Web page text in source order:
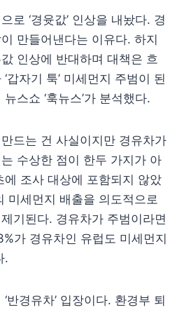
로 ‘경윳값’ 인상을 내놨다. 경
만들어낸다는 이유다. 하지
인상에 반대하며 대책은 흐
갑자기 툭’ 미세먼지 주범이 된
스쇼 ‘훅뉴스’가 분석했다.
드는 건 사실이지만 경유차가
수상한 점이 한두 가지가 아
에 조사 대상에 포함되지 않았
미세먼지 배출을 의도적으로
기된다. 경유차가 주범이라면
가 경유차인 유럽도 미세먼지
.
반경유차’ 입장이다. 환경부 퇴